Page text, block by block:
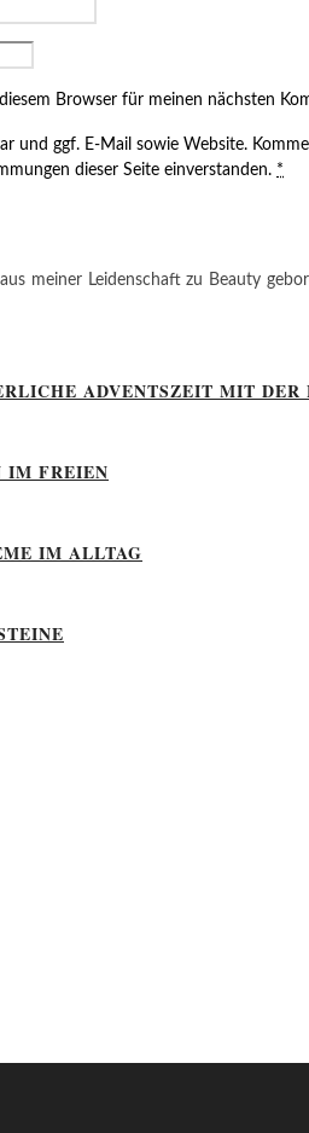
Browser für meinen nächsten
und ggf. E-Mail sowie Website.
dieser Seite einverstanden. *
meiner Leidenschaft zu Beauty
ADVENTSZEIT MIT
IM FREIEN
IM ALLTAG